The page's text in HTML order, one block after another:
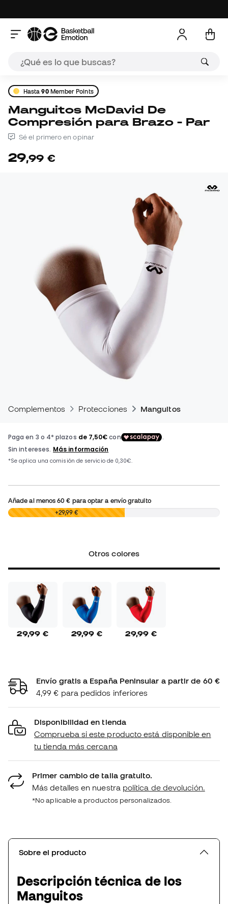
Hasta90Member Points
Manguitos McDavid De
Compresión para Brazo - Par
Sé el primero en opinar
29,99 €
Complementos Protecciones Manguitos
Añade al menos60 € para optar a envío gratuito
0,00 € +29,99 €
Otros colores
29,99 € 29,99 € 29,99 €
Envío gratis a España Peninsular a partir de 60 €
4,99 € para pedidos inferiores
Disponibilidad en tienda
Comprueba si este producto está disponible en
tu tienda más cercana
Primer cambio de talla gratuito.
Más detalles en nuestra política de devolución.
*No aplicable a productos personalizados.
Sobre el producto
Descripción técnica de los
Manguitos